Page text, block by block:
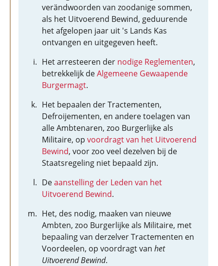
verändwoorden van zoodanige sommen,
als het Uitvoerend Bewind, geduurende
het afgelopen jaar uit 's Lands Kas
ontvangen en uitgegeven heeft.
Het arresteeren der nodige Reglementen,
betrekkelijk deAlgemeene Gewaapende
Burgermagt.
Het bepaalen der Tractementen,
Defroijementen, en andere toelagen van
alle Ambtenaren, zoo Burgerlijke als
Militaire, op voordragt van het Uitvoerend
Bewind, voor zoo veel dezelven bij de
Staatsregeling niet bepaald zijn.
Deaanstelling der Leden van het
Uitvoerend Bewind.
Het, des nodig, maaken van nieuwe
Ambten, zoo Burgerlijke als Militaire, met
bepaaling van derzelver Tractementen en
Voordeelen, op voordragt van het
Uitvoerend Bewind.